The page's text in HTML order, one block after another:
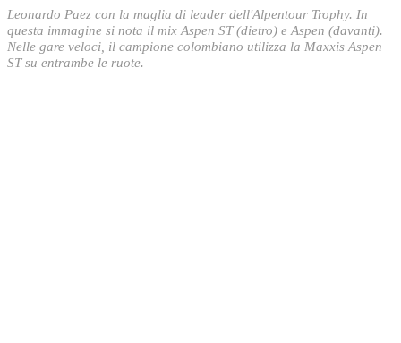
Leonardo Paez con la maglia di leader dell'Alpentour Trophy. In
questa immagine si nota il mix Aspen ST (dietro) e Aspen (davanti).
Nelle gare veloci, il campione colombiano utilizza la Maxxis Aspen
ST su entrambe le ruote.